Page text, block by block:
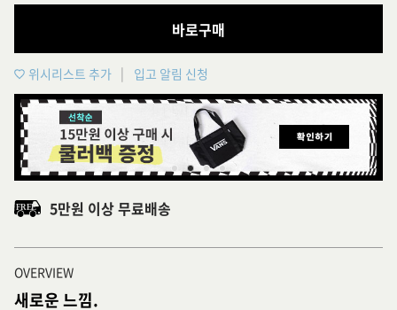
바로구매
위시리스트 추가 입고 알림 신청
5만원 이상 무료배송
OVERVIEW
새로운 느낌.